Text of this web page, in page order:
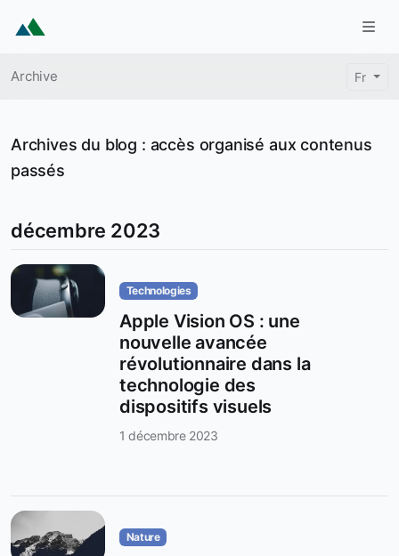
Fil d'Ariane
Archive Fr
Archive
Archives du blog : accès organisé aux contenus
passés
décembre 2023
Technologies
Apple Vision OS : une
nouvelle avancée
révolutionnaire dans la
technologie des
dispositifs visuels
1 décembre 2023
Nature